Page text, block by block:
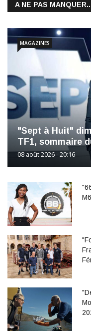
A NE PAS
"Sept à Huit"
TF1, sommaire
08 août 2026 - 20:16
MAGAZINES